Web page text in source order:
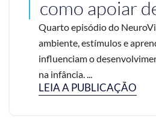
como apoiar
Quarto episódio do
ambiente, estímulos e
influenciam o
na infância. ...
LEIA A PUBLICAÇÃO